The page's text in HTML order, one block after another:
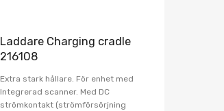
Laddare Charging cradle
216108
Extra stark hållare. För enhet med
Integrerad scanner. Med DC
strömkontakt (strömförsörjning